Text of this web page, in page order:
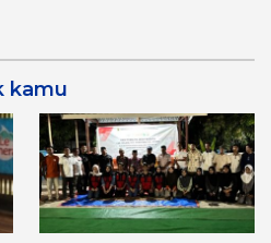
kamu